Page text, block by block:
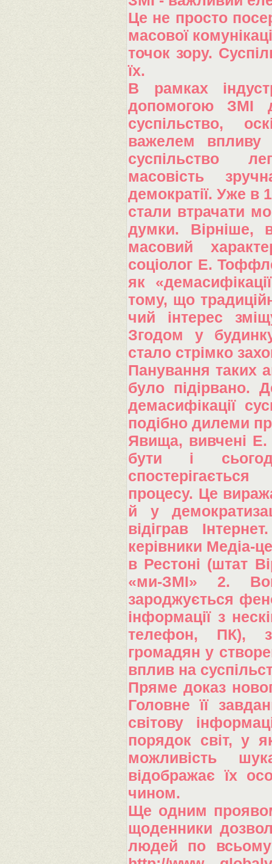
Це не просто
масової
точок зору.
їх.
В рамках
допомогою ЗМІ
суспільство,
важелем впливу
суспільство
масовість
демократії. Уже в
стали втрачати
думки. Вірніше,
масовий
соціолог Е.
як
тому, що
чий інтерес
Згодом у
стало стрімко
Панування таких
було підірвано.
демасифікації
подібно дилеми
Явища, вивчені
бути і
процесу. Це
й у
відіграв
керівники Медіа-
в Рестоні (штат
«ми-ЗМІ» 2.
зароджується
інформації з
телефон, ПК),
громадян у
вплив на
Пряме доказ
Головне її
світову
порядок світ, у
можливість
відображає їх
чином.
Ще одним проявом
щоденники
людей по всьому